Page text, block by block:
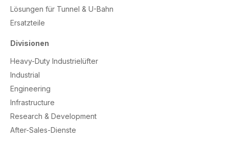
Lösungen für Tunnel & U-Bahn
Ersatzteile
Divisionen
Heavy-Duty Industrielüfter
Industrial
Engineering
Infrastructure
Research & Development
After-Sales-Dienste